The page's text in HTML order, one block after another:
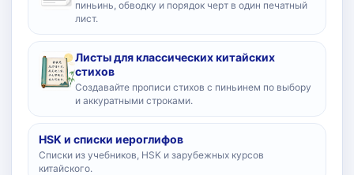
пиньинь, обводку и порядок черт в один печатный
лист.
Листы для классических китайских
стихов
Создавайте прописи стихов с пиньинем по выбору
и аккуратными строками.
HSK и списки иероглифов
Списки из учебников, HSK и зарубежных курсов
китайского.